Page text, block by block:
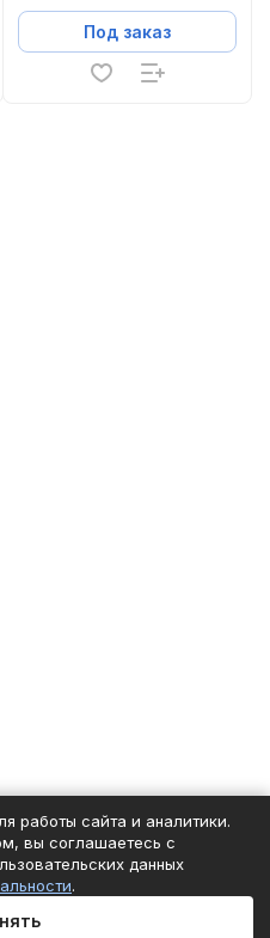
Под заказ
работы сайта и аналитики.
вы соглашаетесь с
данных
.